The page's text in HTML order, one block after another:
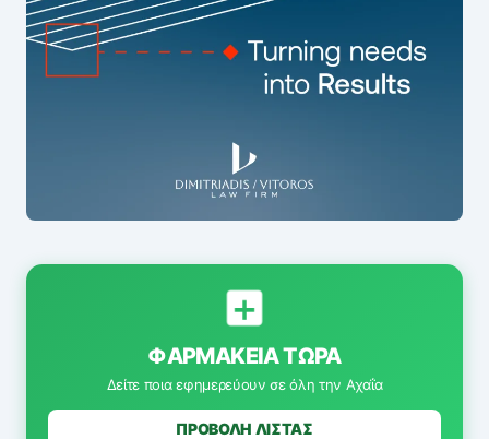
ΦΑΡΜΑΚΕΊΑ ΤΏΡΑ
Δείτε ποια εφημερεύουν σε όλη την Αχαΐα
ΠΡΟΒΟΛΗ ΛΙΣΤΑΣ